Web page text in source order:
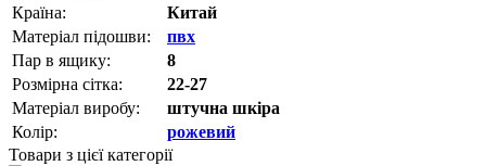
Країна:
Китай
Матеріал підошви:
пвх
Пар в ящику:
8
Розмірна сітка:
22-27
Матеріал виробу:
штучна шкіра
Колір:
рожевий
Товари з цієї категорії